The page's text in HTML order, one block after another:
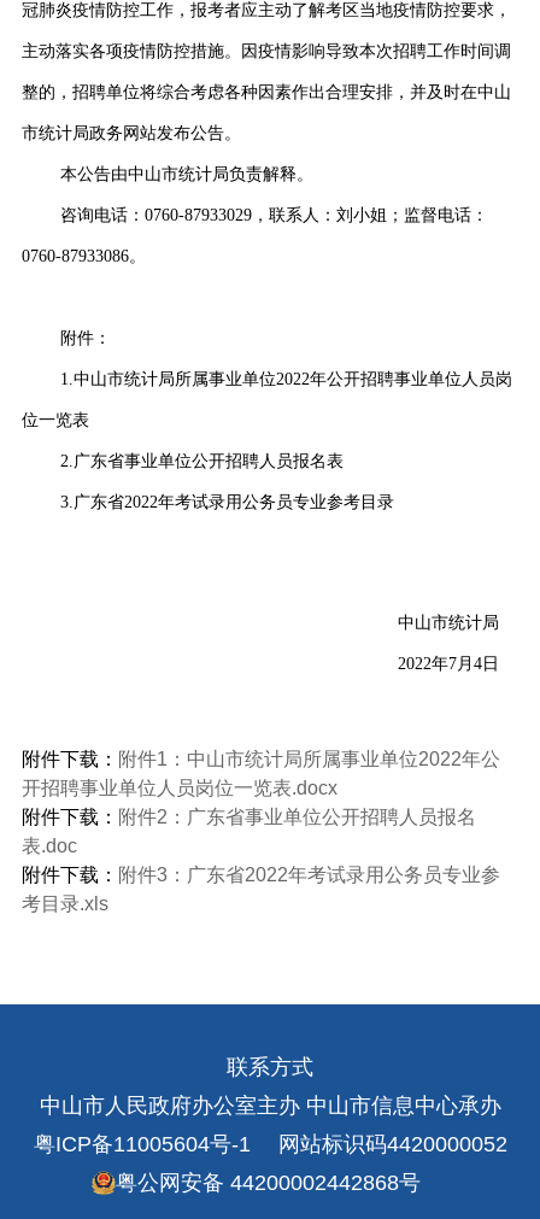
冠肺炎疫情防控工作，报考者应主动了解考区当地疫情防控要求，
主动落实各项疫情防控措施。因疫情影响导致本次招聘工作时间调
整的，招聘单位将综合考虑各种因素作出合理安排，并及时在中山
市统计局政务网站发布公告。
本公告由中山市统计局负责解释。
咨询电话：0760-87933029，联系人：刘小姐；监督电话：
0760-87933086。
附件：
1.中山市统计局所属事业单位2022年公开招聘事业单位人员岗
位一览表
2.广东省事业单位公开招聘人员报名表
3.广东省2022年考试录用公务员专业参考目录
中山市统计局
2022年7月4日
附件下载： 附件1：中山市统计局所属事业单位2022年公
开招聘事业单位人员岗位一览表.docx
附件下载： 附件2：广东省事业单位公开招聘人员报名
表.doc
附件下载： 附件3：广东省2022年考试录用公务员专业参
考目录.xls
联系方式
中山市人民政府办公室主办 中山市信息中心承办
粤ICP备11005604号-1
网站标识码4420000052
粤公网安备 44200002442868号